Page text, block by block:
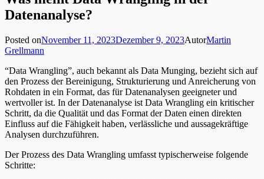
Datenanalyse?
Posted onNovember 11, 2023Dezember 9, 2023AutorMartin
Grellmann
“Data Wrangling”, auch bekannt als Data Munging, bezieht sich auf
den Prozess der Bereinigung, Strukturierung und Anreicherung von
Rohdaten in ein Format, das für Datenanalysen geeigneter und
wertvoller ist. In der Datenanalyse ist Data Wrangling ein kritischer
Schritt, da die Qualität und das Format der Daten einen direkten
Einfluss auf die Fähigkeit haben, verlässliche und aussagekräftige
Analysen durchzuführen.
Der Prozess des Data Wrangling umfasst typischerweise folgende
Schritte: